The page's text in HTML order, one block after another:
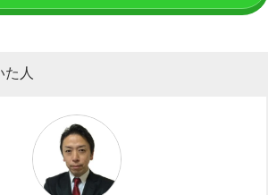
た人